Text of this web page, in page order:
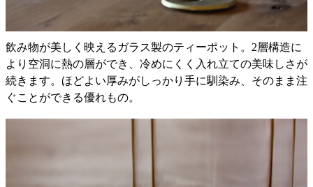
飲み物が美しく映えるガラス製のティーポット。2層構造に
より空洞に熱の層ができ、冷めにくく入れ立ての美味しさが
続きます。ほどよい厚みがしっかり手に馴染み、そのまま注
ぐことができる優れもの。